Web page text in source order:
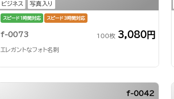
ビジネス 写真入り
スピード1時間対応 スピード3時間対応
f-0073 100枚 3,080円
エレガントなフォト名刺
f-0042